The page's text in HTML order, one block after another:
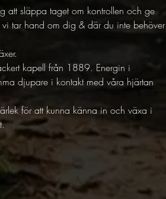
att släppa taget om kontrollen och ge
tar hand om dig & där du inte behöver
kapell från 1889. Energin i
djupare i kontakt med våra hjärtan
för att kunna känna in och växa i